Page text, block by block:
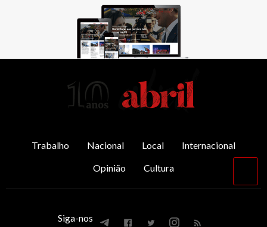
Trabalho Nacional Local
Internacional
Opinião
Cultura
Siga-nos